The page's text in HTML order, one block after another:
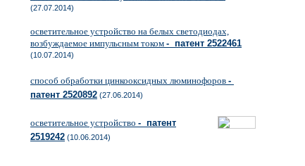
(27.07.2014)
осветительное устройство на белых светодиодах,
возбуждаемое импульсным током - патент 2522461
(10.07.2014)
способ обработки цинкооксидных люминофоров -
патент 2520892 (27.06.2014)
осветительное устройство - патент
2519242 (10.06.2014)